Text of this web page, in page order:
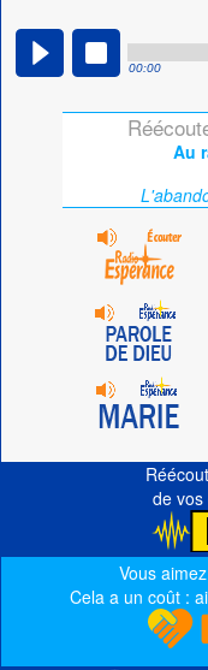
00:00
Au
de vos
Vous
Cela a un coût :